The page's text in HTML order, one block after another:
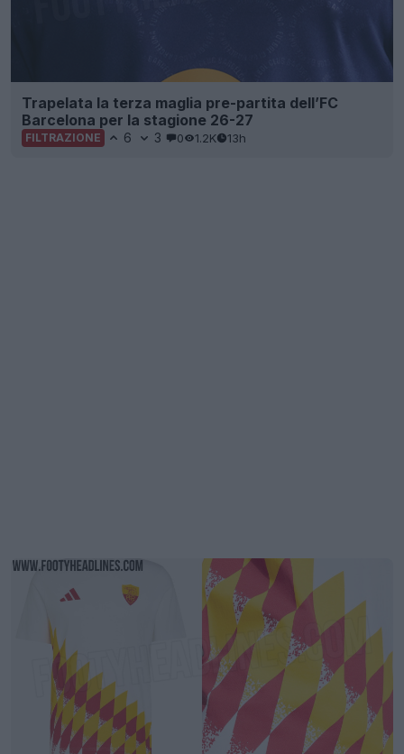
Trapelata la terza maglia pre-partita dell’FC
Barcelona per la stagione 26-27
FILTRAZIONE 6 3 0 1.2K 13h